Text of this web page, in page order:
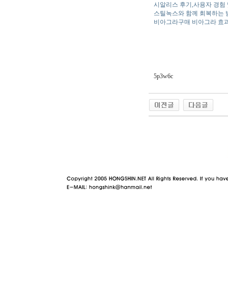
시알리스 후기,사용자 경
스틸녹스와 함께 회복하는
비아그라구매 비아그라 효
5p3w6c